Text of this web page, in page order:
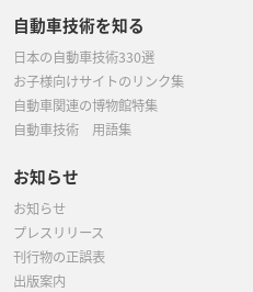
自動車技術を知る
日本の自動車技術330選
お子様向けサイトのリンク集
自動車関連の博物館特集
自動車技術 用語集
お知らせ
お知らせ
プレスリリース
刊行物の正誤表
出版案内